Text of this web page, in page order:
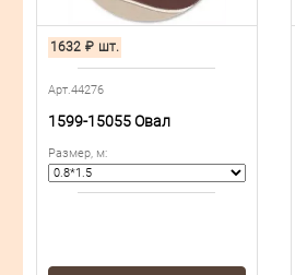
1632 ₽ шт.
Арт.44276
1599-15055 Овал
Размер, м: